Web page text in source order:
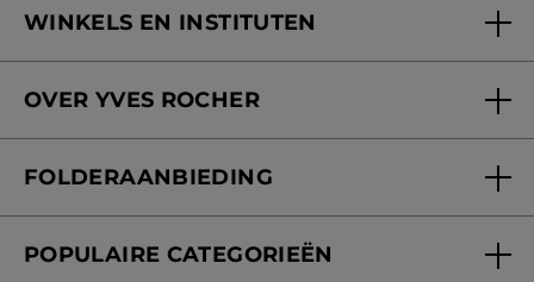
WINKELS EN INSTITUTEN
Verzorging in onze Schoonheidsinstituten
OVER YVES ROCHER
Onze beloften
Blog Act Beautiful
FOLDERAANBIEDING
POPULAIRE CATEGORIEËN